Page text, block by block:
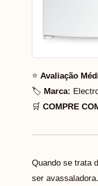
⭐ Avaliação
🏷️ Marca:
🛒 COMPRE
Quando se trata
ser